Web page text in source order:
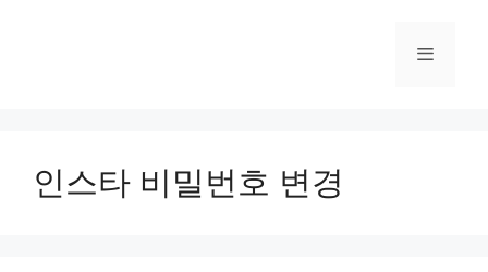
메
인스타 비밀번호 변경